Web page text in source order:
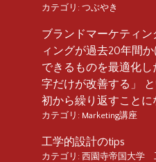
カテゴリ: つぶやき
ブランドマーケティ
ィングが過去20年間
できるものを最適化
字だけが改善する」
初から繰り返すことに
カテゴリ: Marketing講座
工学的設計のtips
カテゴリ: 西園寺帝国大学